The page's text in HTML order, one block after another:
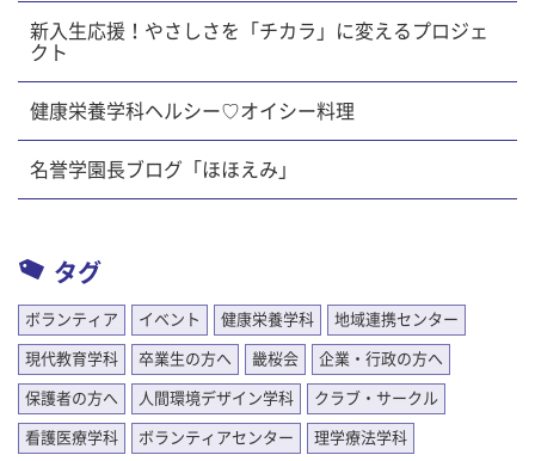
新入生応援！やさしさを「チカラ」に変えるプロジェ
クト
健康栄養学科ヘルシー♡オイシー料理
名誉学園長ブログ「ほほえみ」
タグ
ボランティア イベント 健康栄養学科 地域連携センター
現代教育学科 卒業生の方へ 畿桜会 企業・行政の方へ
保護者の方へ 人間環境デザイン学科 クラブ・サークル
看護医療学科 ボランティアセンター 理学療法学科